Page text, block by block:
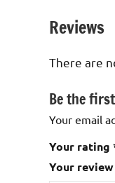
Reviews
There are
Be the
Your email
Your rating
Your review